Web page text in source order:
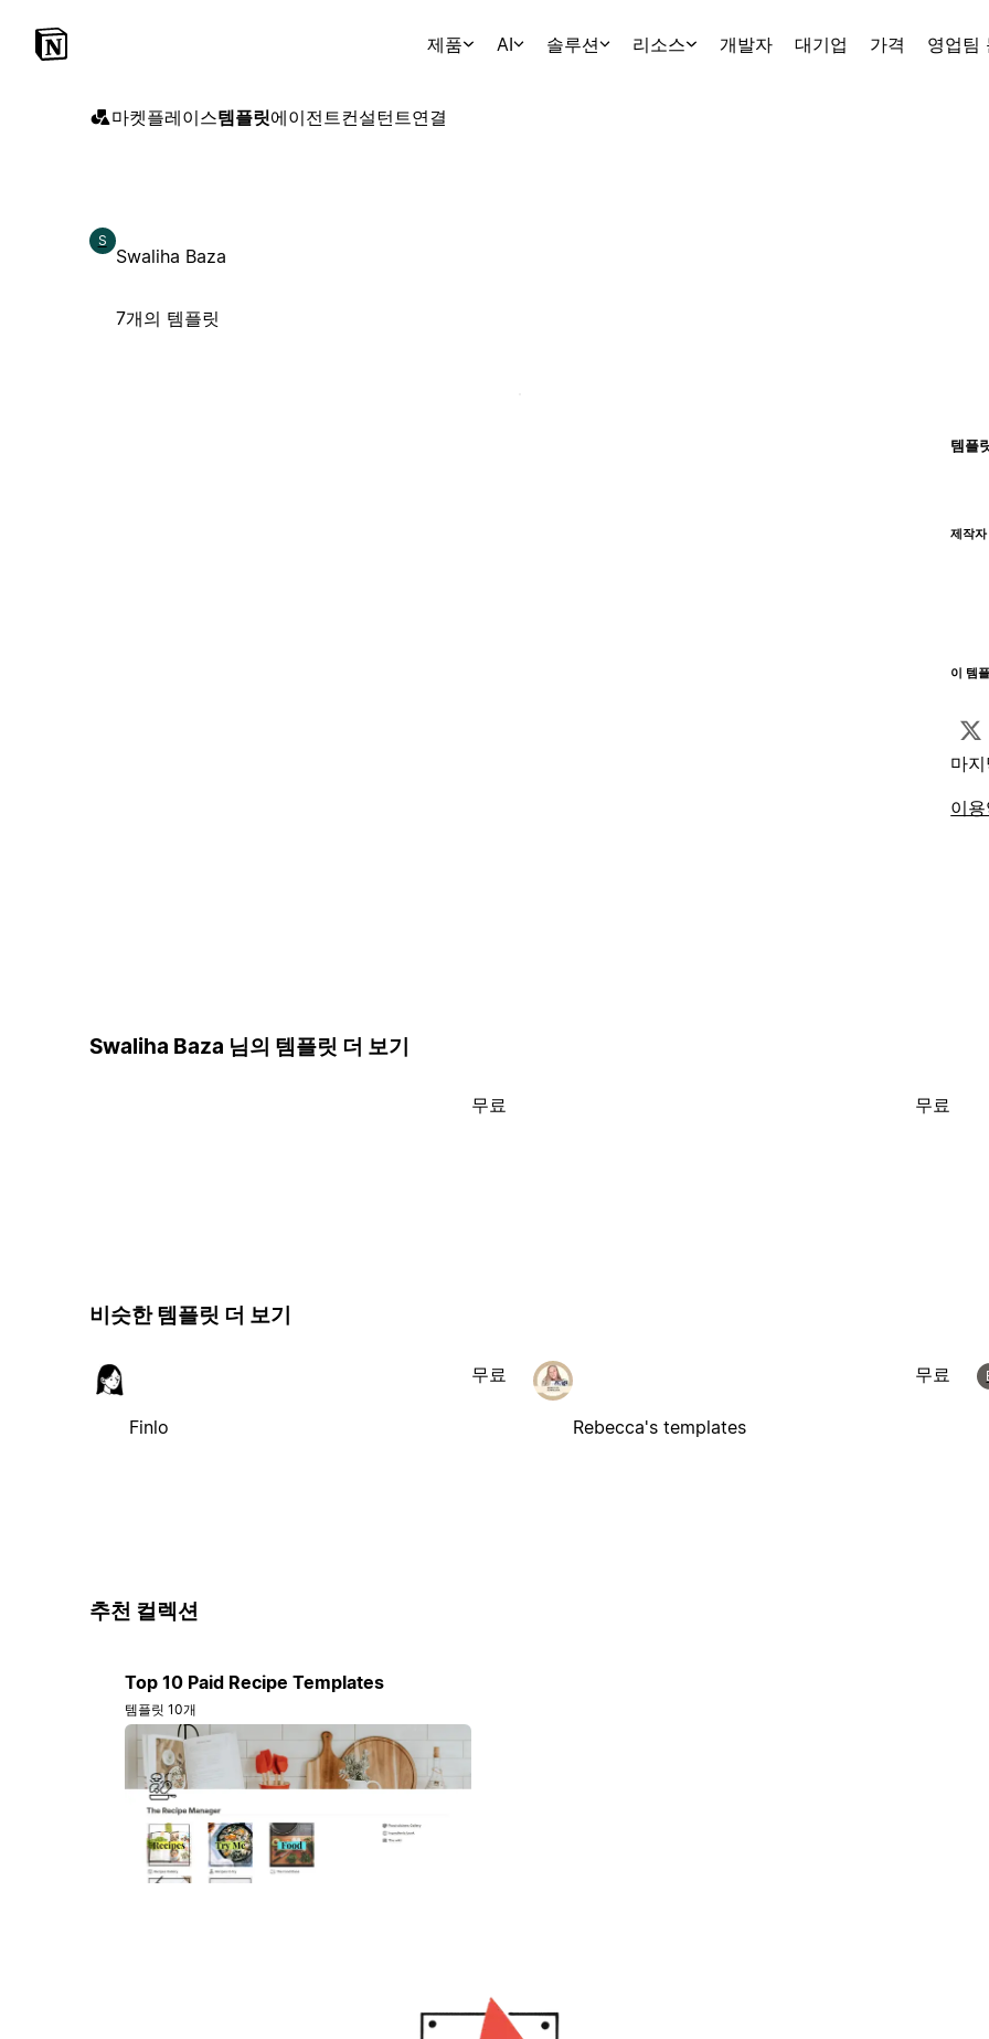
제품 AI 솔루션 리소스 개발자 대기업 가격 영업팀
마켓플레이스템플릿에이전트컨설턴트연결
S
Swaliha Baza
7개의 템플릿
템플
제작
이 템
마
이
Swaliha Baza 님의 템플릿 더 보기
무료 무료
비슷한 템플릿 더 보기
Finlo
무료
Rebecca's templates
무료
추천 컬렉션
Top 10 Paid Recipe Templates
템플릿 10개